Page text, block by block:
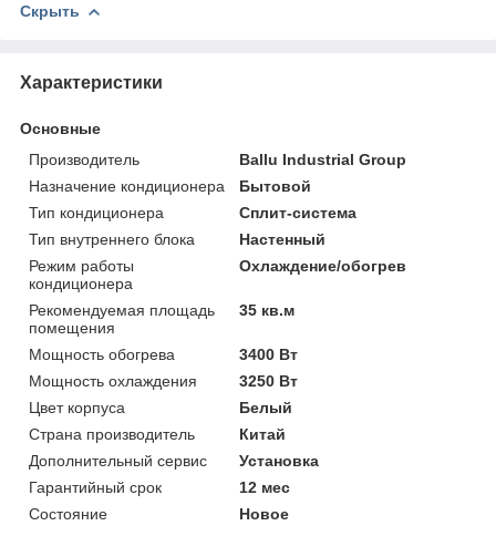
Скрыть
Характеристики
Основные
Производитель
Ballu Industrial Group
Назначение кондиционера
Бытовой
Тип кондиционера
Сплит-система
Тип внутреннего блока
Настенный
Режим работы
кондиционера
Охлаждение/обогрев
Рекомендуемая площадь
помещения
35 кв.м
Мощность обогрева
3400 Вт
Мощность охлаждения
3250 Вт
Цвет корпуса
Белый
Страна производитель
Китай
Дополнительный сервис
Установка
Гарантийный срок
12 мес
Состояние
Новое